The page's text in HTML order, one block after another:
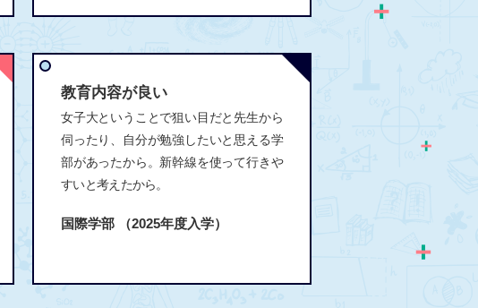
教育内容が良い
女子大ということで狙い目だと先生から
伺ったり、自分が勉強したいと思える学
部があったから。新幹線を使って行きや
すいと考えたから。
国際学部 （2025年度入学）